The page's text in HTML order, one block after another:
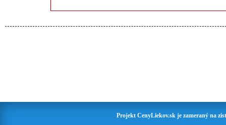
Projekt CenyLiekov.sk je zameraný na